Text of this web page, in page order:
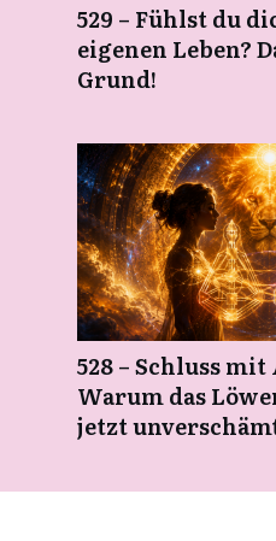
529 – Fühlst du
eigenen Leben?
Grund!
528 – Schluss mit
Warum das
jetzt